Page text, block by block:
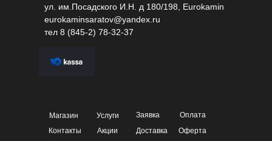
ул. им.Посадского И.Н. д 180/198, Eurokamin
eurokaminsaratov@yandex.ru
тел 8 (845-2) 78-32-37
Магазин Услуги Заявка
Оплата
Акции
Контакты Доставка
Оферта